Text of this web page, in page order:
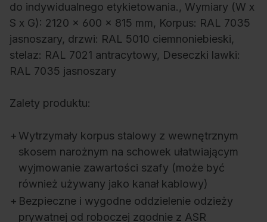
do indywidualnego etykietowania., Wymiary (W x
S x G): 2120 x 600 x 815 mm, Korpus: RAL 7035
jasnoszary, drzwi: RAL 5010 ciemnoniebieski,
stelaz: RAL 7021 antracytowy, Deseczki lawki:
RAL 7035 jasnoszary
Zalety produktu:
+ Wytrzymały korpus stalowy z wewnętrznym
skosem narożnym na schowek ułatwiającym
wyjmowanie zawartości szafy (może być
również używany jako kanał kablowy)
+ Bezpieczne i wygodne oddzielenie odzieży
prywatnej od roboczej zgodnie z ASR